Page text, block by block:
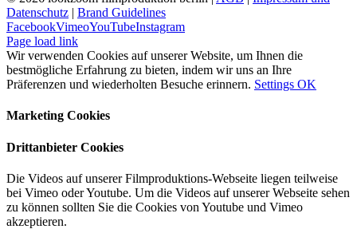
Datenschutz | Brand Guidelines
FacebookVimeoYouTubeInstagram
Page load link
Wir verwenden Cookies auf unserer Website, um Ihnen die
bestmögliche Erfahrung zu bieten, indem wir uns an Ihre
Präferenzen und wiederholten Besuche erinnern. Settings OK
Marketing Cookies
Drittanbieter Cookies
Die Videos auf unserer Filmproduktions-Webseite liegen teilweise
bei Vimeo oder Youtube. Um die Videos auf unserer Webseite sehen
zu können sollten Sie die Cookies von Youtube und Vimeo
akzeptieren.